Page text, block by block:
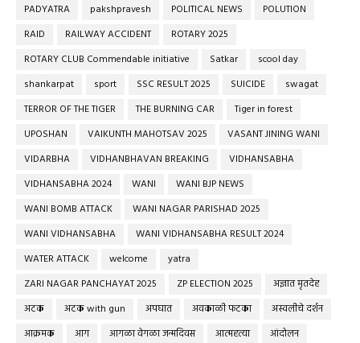
PADYATRA
pakshpravesh POLITICAL NEWS
POLUTION
RAID
RAILWAY ACCIDENT
ROTARY 2025
ROTARY CLUB Commendable initiative
Satkar
scool day
shankarpat
sport SSC RESULT 2025 SUICIDE
swagat
TERROR OF THE TIGER
THE BURNING CAR
Tiger in forest
UPOSHAN
VAIKUNTH MAHOTSAV 2025
VASANT JINING WANI
VIDARBHA
VIDHANBHAVAN BREAKING
VIDHANSABHA
VIDHANSABHA 2024
WANI
WANI BJP NEWS
WANI BOMB ATTACK
WANI NAGAR PARISHAD 2025
WANI VIDHANSABHA
WANI VIDHANSABHA RESULT 2024
WATER ATTACK
welcome
yatra
ZARI NAGAR PANCHAYAT 2025
ZP ELECTION 2025
अज्ञात मृतदेह
अटक
अटक with gun अपघात अवकाळी फटका
अस्वलीचे दर्शन
आक्रमक
आग आगळा वेगळा जन्मदिवस आत्महत्या
आंदोलन